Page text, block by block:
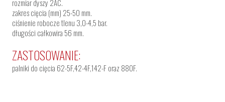
rozmiar dyszy 2AC.
zakres cięcia (mm) 25-50 mm.
ciśnienie robocze tlenu 3,0-4,5 bar.
długości całkowira 56 mm.
ZASTOSOWANIE:
palniki do cięcia 62-5F,42-4F,142-F oraz 880F.